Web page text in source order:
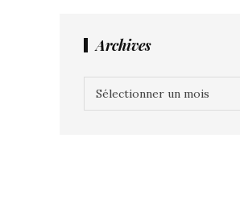
Archives